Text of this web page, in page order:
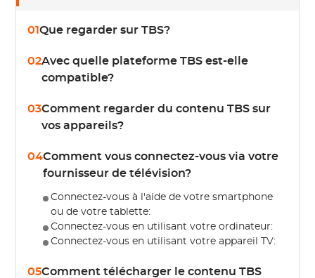
01Que regarder sur TBS?
02Avec quelle plateforme TBS est-elle
compatible?
03Comment regarder du contenu TBS sur
vos appareils?
04Comment vous connectez-vous via votre
fournisseur de télévision?
Connectez-vous à l'aide de votre smartphone
ou de votre tablette:
Connectez-vous en utilisant votre ordinateur:
Connectez-vous en utilisant votre appareil TV:
05Comment télécharger le contenu TBS